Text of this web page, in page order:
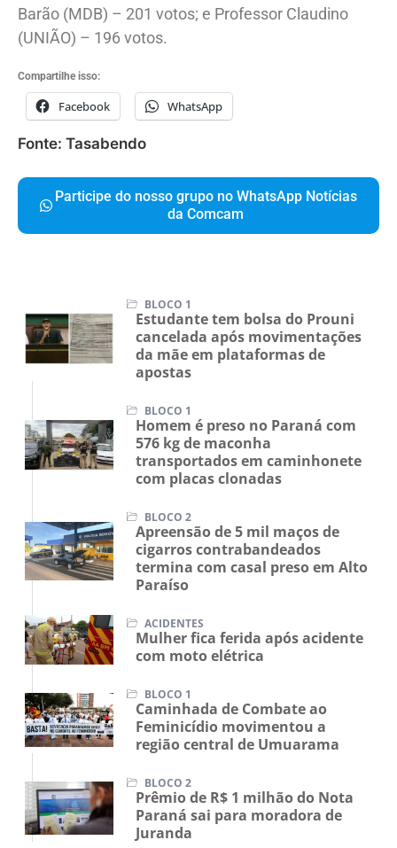
Barão (MDB) – 201 votos; e Professor Claudino
(UNIÃO) – 196 votos.
Compartilhe isso:
Facebook WhatsApp
Fonte: Tasabendo
Participe do nosso grupo no WhatsApp Notícias
da Comcam
BLOCO 1
Estudante tem bolsa do Prouni
cancelada após movimentações
da mãe em plataformas de
apostas
BLOCO 1
Homem é preso no Paraná com
576 kg de maconha
transportados em caminhonete
com placas clonadas
BLOCO 2
Apreensão de 5 mil maços de
cigarros contrabandeados
termina com casal preso em Alto
Paraíso
ACIDENTES
Mulher fica ferida após acidente
com moto elétrica
BLOCO 1
Caminhada de Combate ao
Feminicídio movimentou a
região central de Umuarama
BLOCO 2
Prêmio de R$ 1 milhão do Nota
Paraná sai para moradora de
Juranda